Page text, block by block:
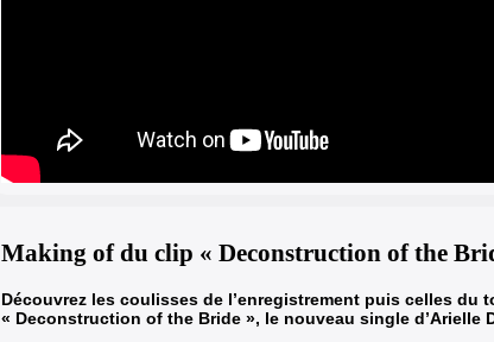
Making of du clip « Deconstruction of the
Découvrez les coulisses de l’enregistrement puis celles du
« Deconstruction of the Bride », le nouveau single d’Arielle